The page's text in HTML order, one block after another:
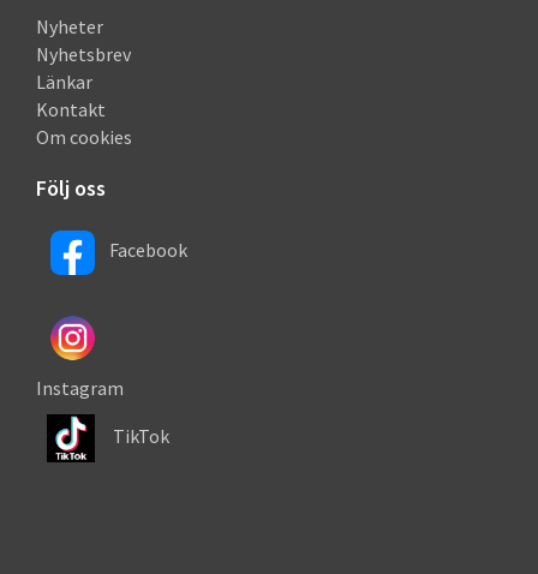
Nyheter
Nyhetsbrev
Länkar
Kontakt
Om cookies
Följ oss
Facebook
Instagram
TikTok